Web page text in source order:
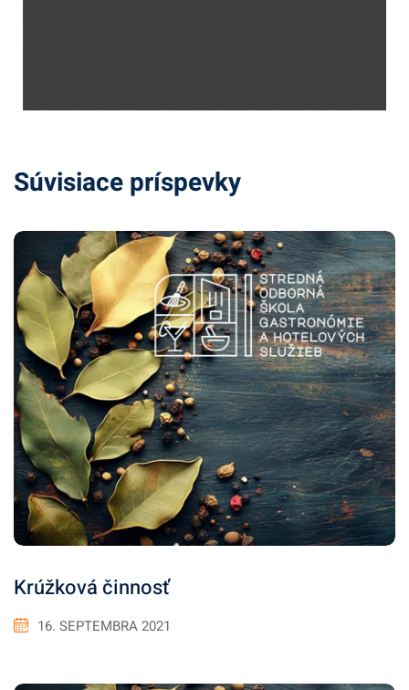
Súvisiace príspevky
Krúžková činnosť
16. SEPTEMBRA 2021